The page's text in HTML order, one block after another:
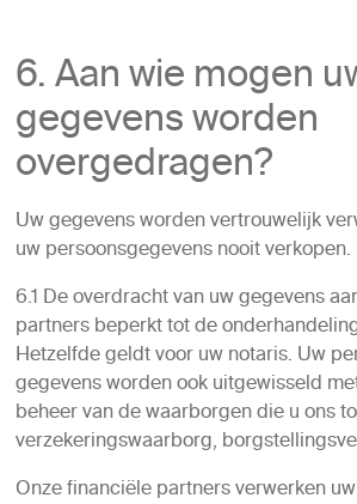
6. Aan wie mogen
gegevens worden
overgedragen?
Uw gegevens worden vertrouwelijk
uw persoonsgegevens nooit verkopen.
6.1 De overdracht van uw gegevens
partners beperkt tot de
Hetzelfde geldt voor uw notaris. Uw
gegevens worden ook uitgewisseld
beheer van de waarborgen die u ons
verzekeringswaarborg,
Onze financiële partners verwerken uw